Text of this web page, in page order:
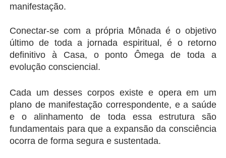
manifestação.
Conectar-se com a própria Mônada é o objetivo
último de toda a jornada espiritual, é o retorno
definitivo à Casa, o ponto Ômega de toda a
evolução consciencial.
Cada um desses corpos existe e opera em um
plano de manifestação correspondente, e a saúde
e o alinhamento de toda essa estrutura são
fundamentais para que a expansão da consciência
ocorra de forma segura e sustentada.